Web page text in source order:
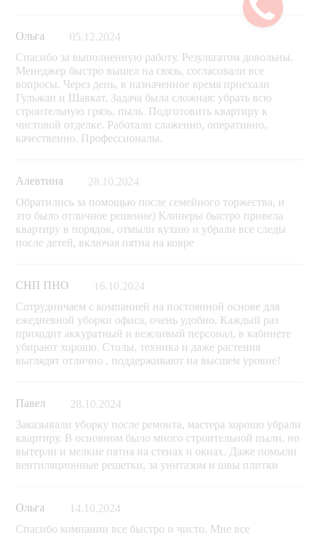
Ольга
05.12.2024
Спасибо за выполненную работу. Результатом довольны.
Менеджер быстро вышел на связь, согласовали все
вопросы. Через день, в назначенное время приехали
Гульжан и Шавкат. Задача была сложная: убрать всю
строительную грязь, пыль. Подготовить квартиру к
чистовой отделке. Работали слаженно, оперативно,
качественно. Профессионалы.
Алевтина
28.10.2024
Обратились за помощью после семейного торжества, и
это было отличное решение) Клинеры быстро привела
квартиру в порядок, отмыли кухню и убрали все следы
после детей, включая пятна на ковре
СНП ПНО
16.10.2024
Сотрудничаем с компанией на постоянной основе для
ежедневной уборки офиса, очень удобно. Каждый раз
приходит аккуратный и вежливый персонал, в кабинете
убирают хорошо. Столы, техника и даже растения
выглядят отлично , поддерживают на высшем уровне!
Павел
28.10.2024
Заказывали уборку после ремонта, мастера хорошо убрали
квартиру. В основном было много строительной пыли, но
вытерли и мелкие пятна на стенах и окнах. Даже помыли
вентиляционные решетки, за унитазом и швы плитки
Ольга
14.10.2024
Спасибо компании все быстро и чисто. Мне все